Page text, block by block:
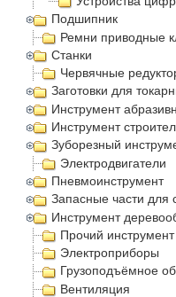
Подшипник
Ремни приводные
Станки
Червячные
Заготовки для
Инструмент
Инструмент
Зуборезный
Электродвигатели
Пневмоинструмент
Запасные части для
Инструмент
Прочий инструмент
Электроприборы
Грузоподъёмное
Вентиляция